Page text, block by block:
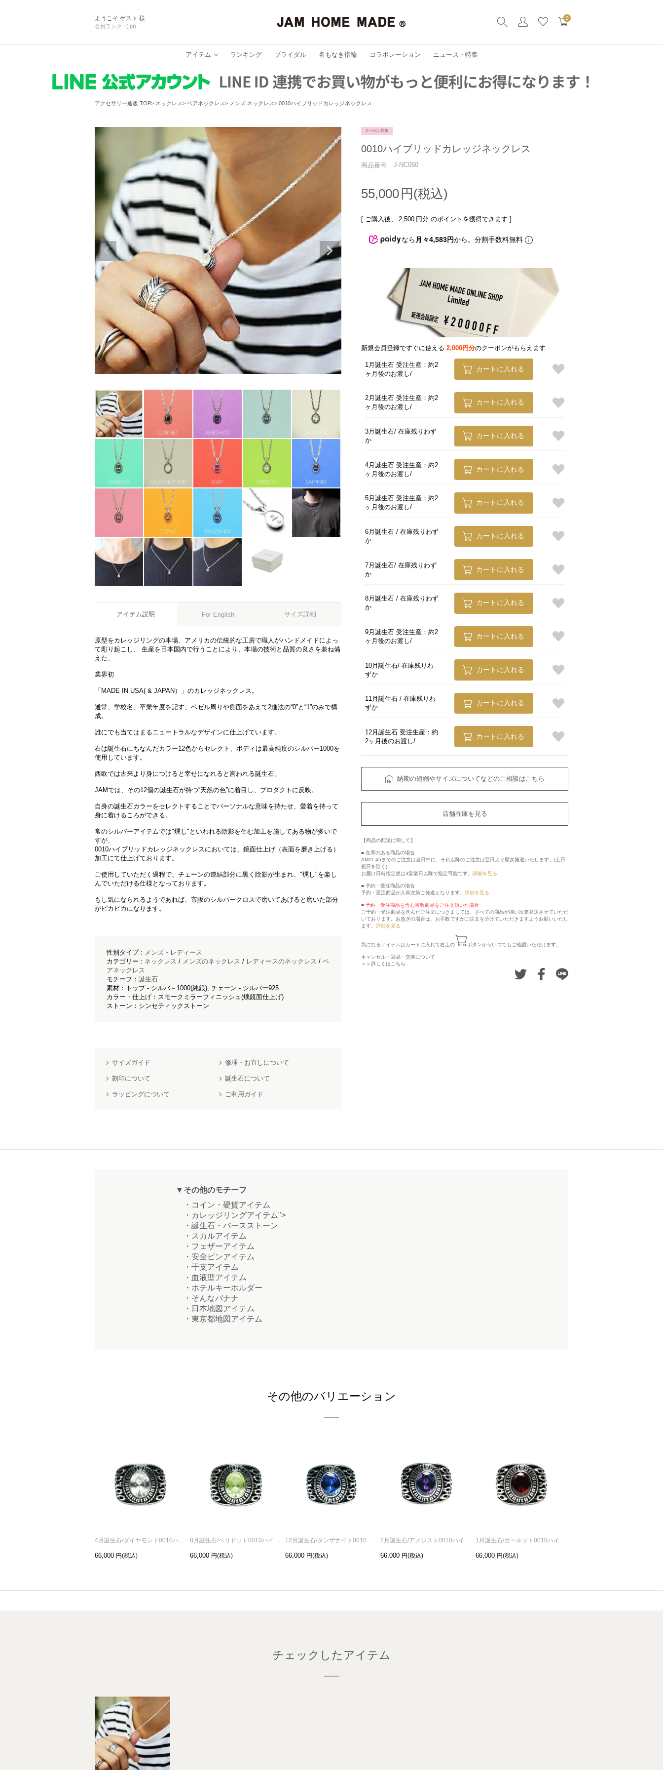
ようこそ ゲスト 様
会員ランク : ( pt)
0
アイテム ランキング ブライダル 名もなき指輪 コラボレーション ニュース・特集
アクセサリー通販 TOP ネックレス ペアネックレス メンズ ネックレス 0010ハイブリッドカレッジネックレス
1月誕生石 受注生産：約2ヶ月後のお渡し
アイテム説明 For English サイズ詳細
原型をカレッジリングの本場、アメリカの伝統的な工房で職人がハンドメイドによっ
て彫り起こし、 生産を日本国内で行うことにより、本場の技術と品質の良さを兼ね備
えた、
業界初
「MADE IN USA( & JAPAN）」のカレッジネックレス。
通常、学校名、卒業年度を記す、ベゼル周りや側面をあえて2進法の“0”と“1”のみで構
成。
誰にでも当てはまるニュートラルなデザインに仕上げています。
石は誕生石にちなんだカラー12色からセレクト、ボディは最高純度のシルバー1000を
使用しています。
西欧では古来より身につけると幸せになれると言われる誕生石。
JAMでは、その12個の誕生石が持つ“天然の色”に着目し、プロダクトに反映。
自身の誕生石カラーをセレクトすることでパーソナルな意味を持たせ、愛着を持って
身に着けるころができる。
常のシルバーアイテムでは"燻し"といわれる陰影を生む加工を施してある物が多いで
すが、
0010ハイブリッドカレッジネックレスにおいては、鏡面仕上げ（表面を磨き上げる）
加工にて仕上げております。
ご使用していただく過程で、チェーンの連結部分に黒く陰影が生まれ、"燻し"を楽し
んでいただける仕様となっております。
もし気になられるようであれば、市販のシルバークロスで磨いてあげると磨いた部分
がピカピカになります。
性別タイプ : メンズ ・ レディース
カテゴリー : ネックレス / メンズのネックレス / レディースのネックレス / ペ
アネックレス
モチーフ： 誕生石
素材：トップ - シルバ－1000(純銀), チェーン - シルバー925
カラー・仕上げ：スモークミラーフィニッシュ(燻鏡面仕上げ)
ストーン：シンセティックストーン
サイズガイド 修理・お直しについて
刻印について 誕生石について
ラッピングについて ご利用ガイド
クーポン対象
0010ハイブリッドカレッジネックレス
商品番号 J-NC060
55,000
[ ご購入後、 2,500 円分 のポイントを獲得できます ]
なら 月々4,583円から。分割手数料無料
新規会員登録ですぐに使える 2,000円分のクーポンがもらえます
1月誕生石 受注生産：約2
ヶ月後のお渡し
カートに入れる
2月誕生石 受注生産：約2
ヶ月後のお渡し
カートに入れる
3月誕生石 在庫残りわず
か
カートに入れる
4月誕生石 受注生産：約2
ヶ月後のお渡し
カートに入れる
5月誕生石 受注生産：約2
ヶ月後のお渡し
カートに入れる
6月誕生石
在庫残りわず
か
カートに入れる
7月誕生石 在庫残りわず
か
カートに入れる
8月誕生石
在庫残りわず
か
カートに入れる
9月誕生石 受注生産：約2
ヶ月後のお渡し
カートに入れる
10月誕生石 在庫残りわ
ずか
カートに入れる
11月誕生石
在庫残りわ
ずか
カートに入れる
12月誕生石 受注生産：約
2ヶ月後のお渡し
カートに入れる
納期の短縮やサイズについてなどのご相談はこちら
店舗在庫を見る
【商品の配送に関して】
■ 在庫のある商品の場合
AM11:45までのご注文は当日中に、それ以降のご注文は翌日より順次発送いたします。(土日
祝日を除く)
お届け日時指定便は3営業日以降で指定可能です。 詳細を見る
■ 予約・受注商品の場合
予約・受注商品が入荷次第ご発送となります。 詳細を見る
■ 予約・受注商品を含む複数商品をご注文頂いた場合
ご予約・受注商品を含んだご注文につきましては、すべての商品が揃い次第発送させていただ
いております。お急ぎの場合は、お手数ですがご注文を分けていただきますようお願いいたし
ます。 詳細を見る
気になるアイテムはカートに入れて右上の ボタンからいつでもご確認いただけます。
キャンセル・返品・交換について
＞＞詳しくはこちら
▼その他のモチーフ
・コイン・硬貨アイテム
・カレッジリングアイテム">
・誕生石・バースストーン
・スカルアイテム
・フェザーアイテム
・安全ピンアイテム
・干支アイテム
・血液型アイテム
・ホテルキーホルダー
・そんなバナナ
・日本地図アイテム
・東京都地図アイテム
その他のバリエーション
4月誕生石/ダイヤモンド0010ハイブリッドカレッジリングM/指輪
66,000
8月誕生石/ペリドット0010ハイブリッドカレッジリングM/指輪
66,000
12月誕生石/タンザナイト0010ハイブリッドカレッジリングM/指輪
66,000
2月誕生石/アメジスト0010ハイブリッドカレッジリングM/指輪
66,000
1月誕生石/ガーネット0010ハイブリッドカレッジリングM/指輪
66,000
チェックしたアイテム